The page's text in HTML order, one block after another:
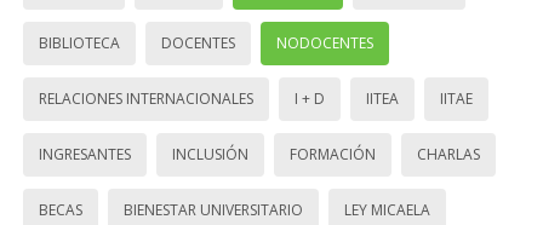
BIBLIOTECA DOCENTES NODOCENTES
RELACIONES INTERNACIONALES I + D IITEA IITAE
INGRESANTES INCLUSIÓN FORMACIÓN CHARLAS
BECAS BIENESTAR UNIVERSITARIO LEY MICAELA